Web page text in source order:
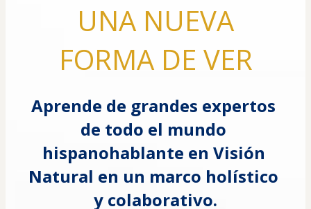
UNA NUEVA
FORMA DE VER
Aprende de grandes expertos
de todo el mundo
hispanohablante en Visión
Natural en un marco holístico
y colaborativo.